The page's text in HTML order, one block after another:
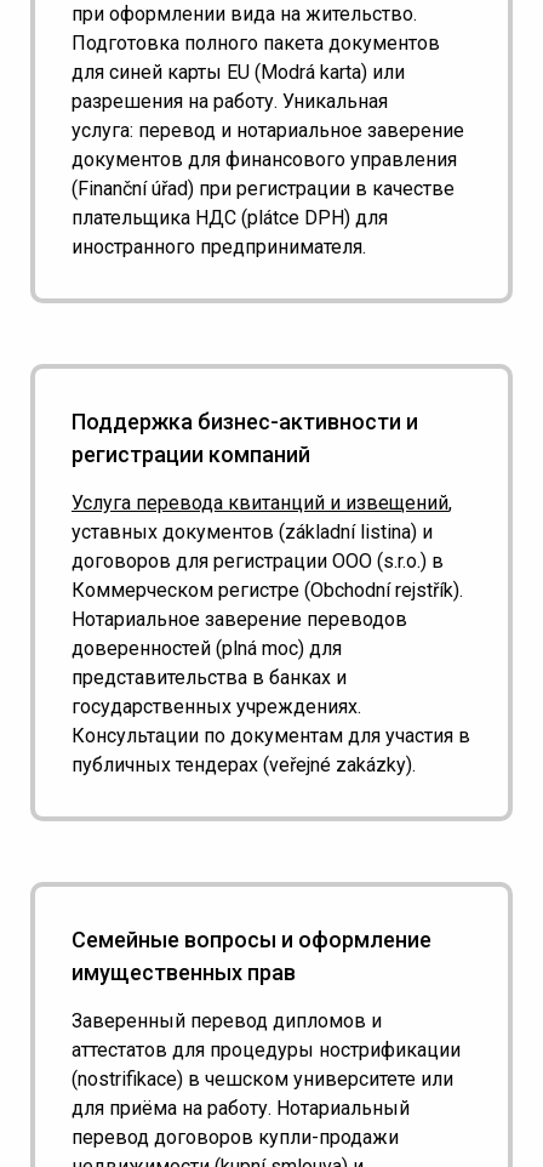
при оформлении вида на жительство.
Подготовка полного пакета документов
для синей карты EU (Modrá karta) или
разрешения на работу. Уникальная
услуга: перевод и нотариальное заверение
документов для финансового управления
(Finanční úřad) при регистрации в качестве
плательщика НДС (plátce DPH) для
иностранного предпринимателя.
Поддержка бизнес-активности и
регистрации компаний
Услуга перевода квитанций и извещений,
уставных документов (základní listina) и
договоров для регистрации ООО (s.r.o.) в
Коммерческом регистре (Obchodní rejstřík).
Нотариальное заверение переводов
доверенностей (plná moc) для
представительства в банках и
государственных учреждениях.
Консультации по документам для участия в
публичных тендерах (veřejné zakázky).
Семейные вопросы и оформление
имущественных прав
Заверенный перевод дипломов и
аттестатов для процедуры нострификации
(nostrifikace) в чешском университете или
для приёма на работу. Нотариальный
перевод договоров купли-продажи